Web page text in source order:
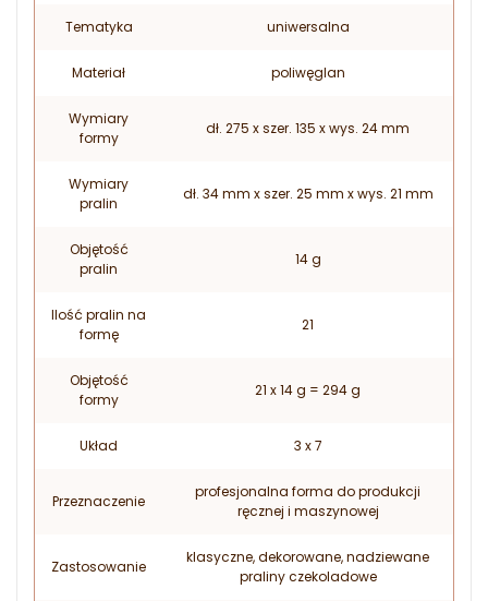
Tematyka uniwersalna
Materiał poliwęglan
Wymiary
formy
dł. 275 x szer. 135 x wys. 24 mm
Wymiary
pralin
dł. 34 mm x szer. 25 mm x wys. 21 mm
Objętość
pralin
14 g
Ilość pralin na
formę
21
Objętość
formy
21 x 14 g = 294 g
Układ 3 x 7
Przeznaczenie
profesjonalna forma do produkcji
ręcznej i maszynowej
Zastosowanie
klasyczne, dekorowane, nadziewane
praliny czekoladowe